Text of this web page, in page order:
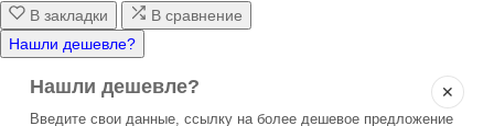
В закладки
В сравнение
Нашли дешевле?
✕
Нашли дешевле?
Введите свои данные, ссылку на более дешевое предложение